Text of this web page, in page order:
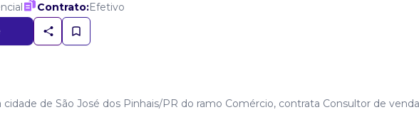
Contrato:Efetivo
cidade de São José dos Pinhais/PR do ramo Comércio, contrata Consultor de